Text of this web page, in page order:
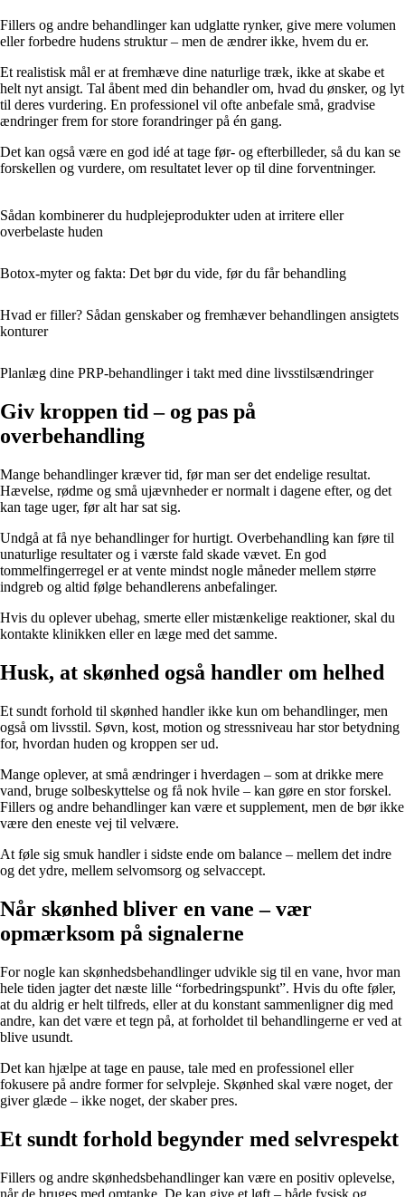
Fillers og andre behandlinger kan udglatte rynker, give mere volumen
eller forbedre hudens struktur – men de ændrer ikke, hvem du er.
Et realistisk mål er at fremhæve dine naturlige træk, ikke at skabe et
helt nyt ansigt. Tal åbent med din behandler om, hvad du ønsker, og lyt
til deres vurdering. En professionel vil ofte anbefale små, gradvise
ændringer frem for store forandringer på én gang.
Det kan også være en god idé at tage før- og efterbilleder, så du kan se
forskellen og vurdere, om resultatet lever op til dine forventninger.
Sådan kombinerer du hudplejeprodukter uden at irritere eller
overbelaste huden
Botox-myter og fakta: Det bør du vide, før du får behandling
Hvad er filler? Sådan genskaber og fremhæver behandlingen ansigtets
konturer
Planlæg dine PRP-behandlinger i takt med dine livsstilsændringer
Giv kroppen tid – og pas på
overbehandling
Mange behandlinger kræver tid, før man ser det endelige resultat.
Hævelse, rødme og små ujævnheder er normalt i dagene efter, og det
kan tage uger, før alt har sat sig.
Undgå at få nye behandlinger for hurtigt. Overbehandling kan føre til
unaturlige resultater og i værste fald skade vævet. En god
tommelfingerregel er at vente mindst nogle måneder mellem større
indgreb og altid følge behandlerens anbefalinger.
Hvis du oplever ubehag, smerte eller mistænkelige reaktioner, skal du
kontakte klinikken eller en læge med det samme.
Husk, at skønhed også handler om helhed
Et sundt forhold til skønhed handler ikke kun om behandlinger, men
også om livsstil. Søvn, kost, motion og stressniveau har stor betydning
for, hvordan huden og kroppen ser ud.
Mange oplever, at små ændringer i hverdagen – som at drikke mere
vand, bruge solbeskyttelse og få nok hvile – kan gøre en stor forskel.
Fillers og andre behandlinger kan være et supplement, men de bør ikke
være den eneste vej til velvære.
At føle sig smuk handler i sidste ende om balance – mellem det indre
og det ydre, mellem selvomsorg og selvaccept.
Når skønhed bliver en vane – vær
opmærksom på signalerne
For nogle kan skønhedsbehandlinger udvikle sig til en vane, hvor man
hele tiden jagter det næste lille “forbedringspunkt”. Hvis du ofte føler,
at du aldrig er helt tilfreds, eller at du konstant sammenligner dig med
andre, kan det være et tegn på, at forholdet til behandlingerne er ved at
blive usundt.
Det kan hjælpe at tage en pause, tale med en professionel eller
fokusere på andre former for selvpleje. Skønhed skal være noget, der
giver glæde – ikke noget, der skaber pres.
Et sundt forhold begynder med selvrespekt
Fillers og andre skønhedsbehandlinger kan være en positiv oplevelse,
når de bruges med omtanke. De kan give et løft – både fysisk og